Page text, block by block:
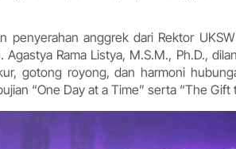
penyerahan anggrek dari Rektor
Rama Listya, M.S.M., Ph.D.,
gotong royong, dan harmoni
“One Day at a Time” serta “The Gift